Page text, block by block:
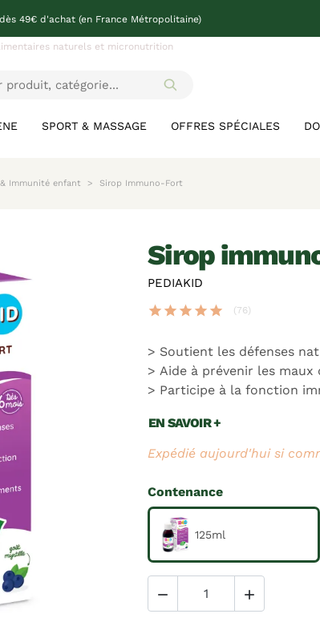
dès 49€ d'achat (en France Métropolitaine)
naturels et micronutrition
SPORT & MASSAGE OFFRES SPÉCIALES
Immunité enfant Sirop Immuno-Fort
sirop
PEDIAKID
star star star star star (76)
Soutient les défenses
Aide à prévenir les maux
Participe à la fonction
EN SAVOIR +
Expédié aujourd'hui si
Contenance
125ml
 